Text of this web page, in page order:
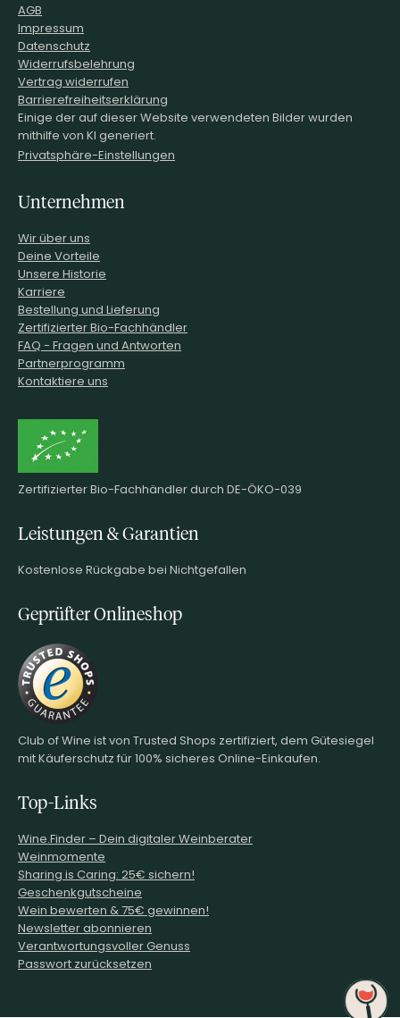
AGB
Impressum
Datenschutz
Widerrufsbelehrung
Vertrag widerrufen
Barrierefreiheitserklärung
Einige der auf dieser Website verwendeten Bilder wurden
mithilfe von KI generiert.
Privatsphäre-Einstellungen
Unternehmen
Wir über uns
Deine Vorteile
Unsere Historie
Karriere
Bestellung und Lieferung
Zertifizierter Bio-Fachhändler
FAQ - Fragen und Antworten
Partnerprogramm
Kontaktiere uns
Zertifizierter Bio-Fachhändler durch DE-ÖKO-039
Leistungen & Garantien
Kostenlose Rückgabe bei Nichtgefallen
Geprüfter Onlineshop
Club of Wine ist von Trusted Shops zertifiziert, dem Gütesiegel
mit Käuferschutz für 100% sicheres Online-Einkaufen.
Top-Links
Wine.Finder – Dein digitaler Weinberater
Weinmomente
Sharing is Caring: 25€ sichern!
Geschenkgutscheine
Wein bewerten & 75€ gewinnen!
Newsletter abonnieren
Verantwortungsvoller Genuss
Passwort zurücksetzen